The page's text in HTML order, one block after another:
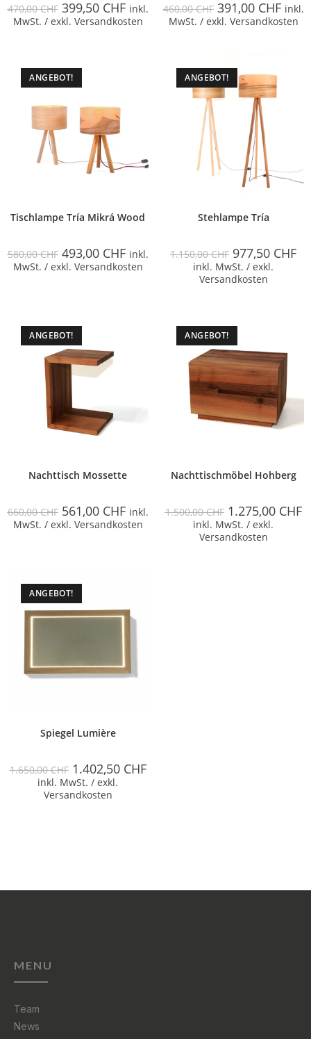
470,00CHF 399,50 CHF inkl.
MwSt. / exkl. Versandkosten
460,00CHF 391,00 CHF inkl.
MwSt. / exkl. Versandkosten
ANGEBOT!
Tischlampe Tría Mikrá Wood
580,00CHF 493,00 CHF inkl.
MwSt. / exkl. Versandkosten
ANGEBOT!
Stehlampe Tría
1.150,00CHF 977,50 CHF
inkl. MwSt. / exkl.
Versandkosten
ANGEBOT!
Nachttisch Mossette
660,00CHF 561,00 CHF inkl.
MwSt. / exkl. Versandkosten
ANGEBOT!
Nachttischmöbel Hohberg
1.500,00CHF 1.275,00 CHF
inkl. MwSt. / exkl.
Versandkosten
ANGEBOT!
Spiegel Lumière
1.650,00CHF 1.402,50 CHF
inkl. MwSt. / exkl.
Versandkosten
MENU
Team
News